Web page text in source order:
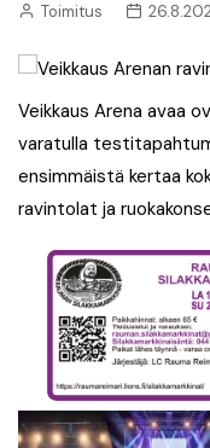
Toimitus
Veikkaus Arena avaa
varatulla
ensimmäistä kertaa
ravintolat ja